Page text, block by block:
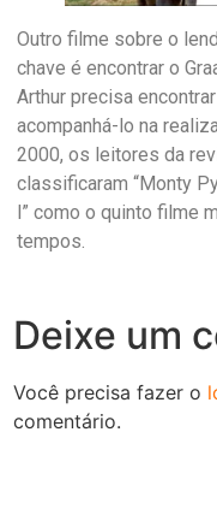
Outro filme sobre o
chave é encontrar o
Arthur precisa
acompanhá-lo na
2000, os leitores da
classificaram “Monty
l” como o quinto filme
tempos.
Deixe um
Você precisa fazer o
comentário.